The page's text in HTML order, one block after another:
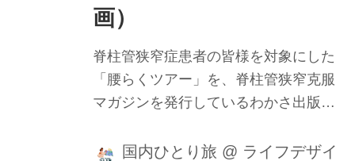
画）
脊柱管狭窄症患者の皆様を対象にした
「腰らくツアー」を、脊柱管狭窄克服
マガジンを発行しているわかさ出版と
ツアーと比べて極力歩かない観光ルー
国内ひとり旅 @ ライフデザイ